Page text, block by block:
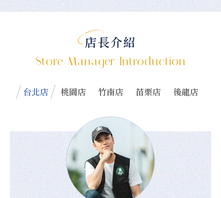
店長介紹
Store Manager Introduction
台北店 桃園店 竹南店 苗栗店 後龍店